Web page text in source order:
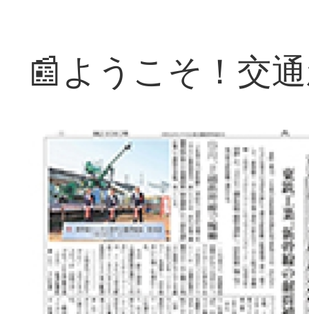
📰ようこそ！交